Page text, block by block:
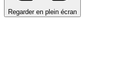
Regarder en plein écran